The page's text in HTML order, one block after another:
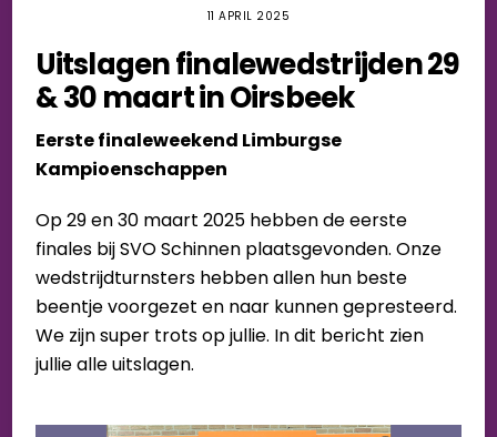
11 APRIL 2025
Uitslagen finalewedstrijden 29
& 30 maart in Oirsbeek
Eerste finaleweekend Limburgse
Kampioenschappen
Op 29 en 30 maart 2025 hebben de eerste
finales bij SVO Schinnen plaatsgevonden. Onze
wedstrijdturnsters hebben allen hun beste
beentje voorgezet en naar kunnen gepresteerd.
We zijn super trots op jullie. In dit bericht zien
jullie alle uitslagen.